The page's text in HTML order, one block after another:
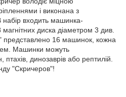
і виконана з
набір входить машинка-
диска діаметром 3 див.
представлено 16 машинок, кожна
Машинки можуть
динозаврів або рептилій.
"Скричеров"!